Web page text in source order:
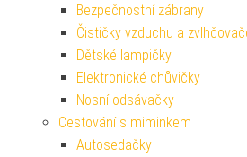
Bezpečnostní zábrany
Čističky vzduchu a
Dětské lampičky
Elektronické chůvičky
Nosní odsávačky
Cestování s miminkem
Autosedačky